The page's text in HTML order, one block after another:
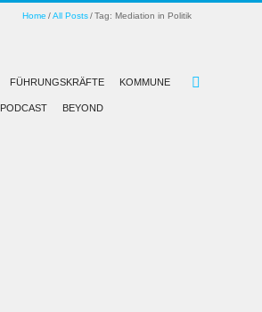
Home All Posts Tag: Mediation in Politik
FÜHRUNGSKRÄFTE KOMMUNE
PODCAST BEYOND